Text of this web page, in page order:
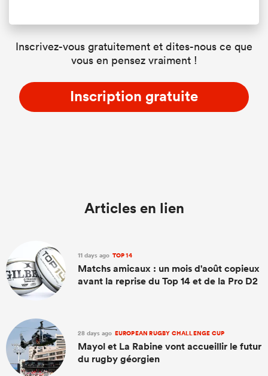
Inscrivez-vous gratuitement et dites-nous ce que
vous en pensez vraiment !
Inscription gratuite
Articles en lien
11 days ago TOP 14
Matchs amicaux : un mois d'août copieux
avant la reprise du Top 14 et de la Pro D2
28 days ago EUROPEAN RUGBY CHALLENGE CUP
Mayol et La Rabine vont accueillir le futur
du rugby géorgien